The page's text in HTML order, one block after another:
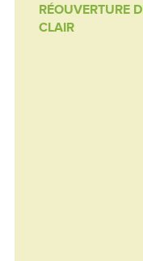
RÉOUVERTURE
CLAIR